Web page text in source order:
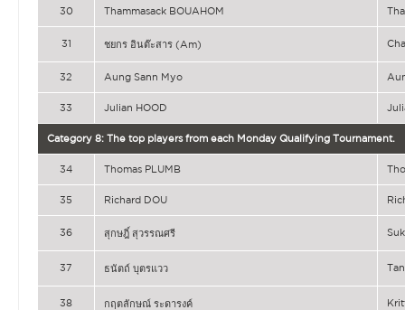
30 Thammasack BOUAHOM
31 ชยกร อินต๊ะสาร (Am)
32 Aung Sann Myo
33 Julian HOOD
Category 8: The top players from each Monday Qualifying Tournament.
34 Thomas PLUMB
35 Richard DOU
36 สุกษฎิ์ สุวรรณศรี
37 ธนัตถ์ บุตรแวว
38 กฤตลักษณ์ ระดารงค์